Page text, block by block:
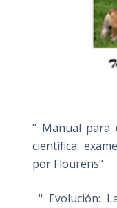
" Manual para
científica:
por Flourens"
" Evolución: